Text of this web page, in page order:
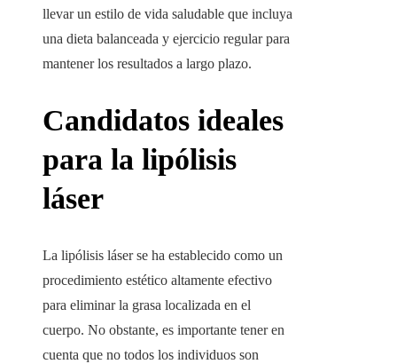
llevar un estilo de vida saludable que incluya
una dieta balanceada y ejercicio regular para
mantener los resultados a largo plazo.
Candidatos ideales
para la lipólisis
láser
La lipólisis láser se ha establecido como un
procedimiento estético altamente efectivo
para eliminar la grasa localizada en el
cuerpo. No obstante, es importante tener en
cuenta que no todos los individuos son